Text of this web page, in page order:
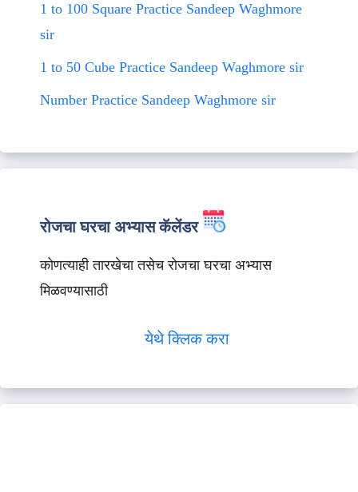
1 to 100 Square Practice Sandeep Waghmore
sir
1 to 50 Cube Practice Sandeep Waghmore sir
Number Practice Sandeep Waghmore sir
रोजचा घरचा अभ्यास कॅलेंडर
कोणत्याही तारखेचा तसेच रोजचा घरचा अभ्यास
मिळवण्यासाठी
येथे क्लिक करा